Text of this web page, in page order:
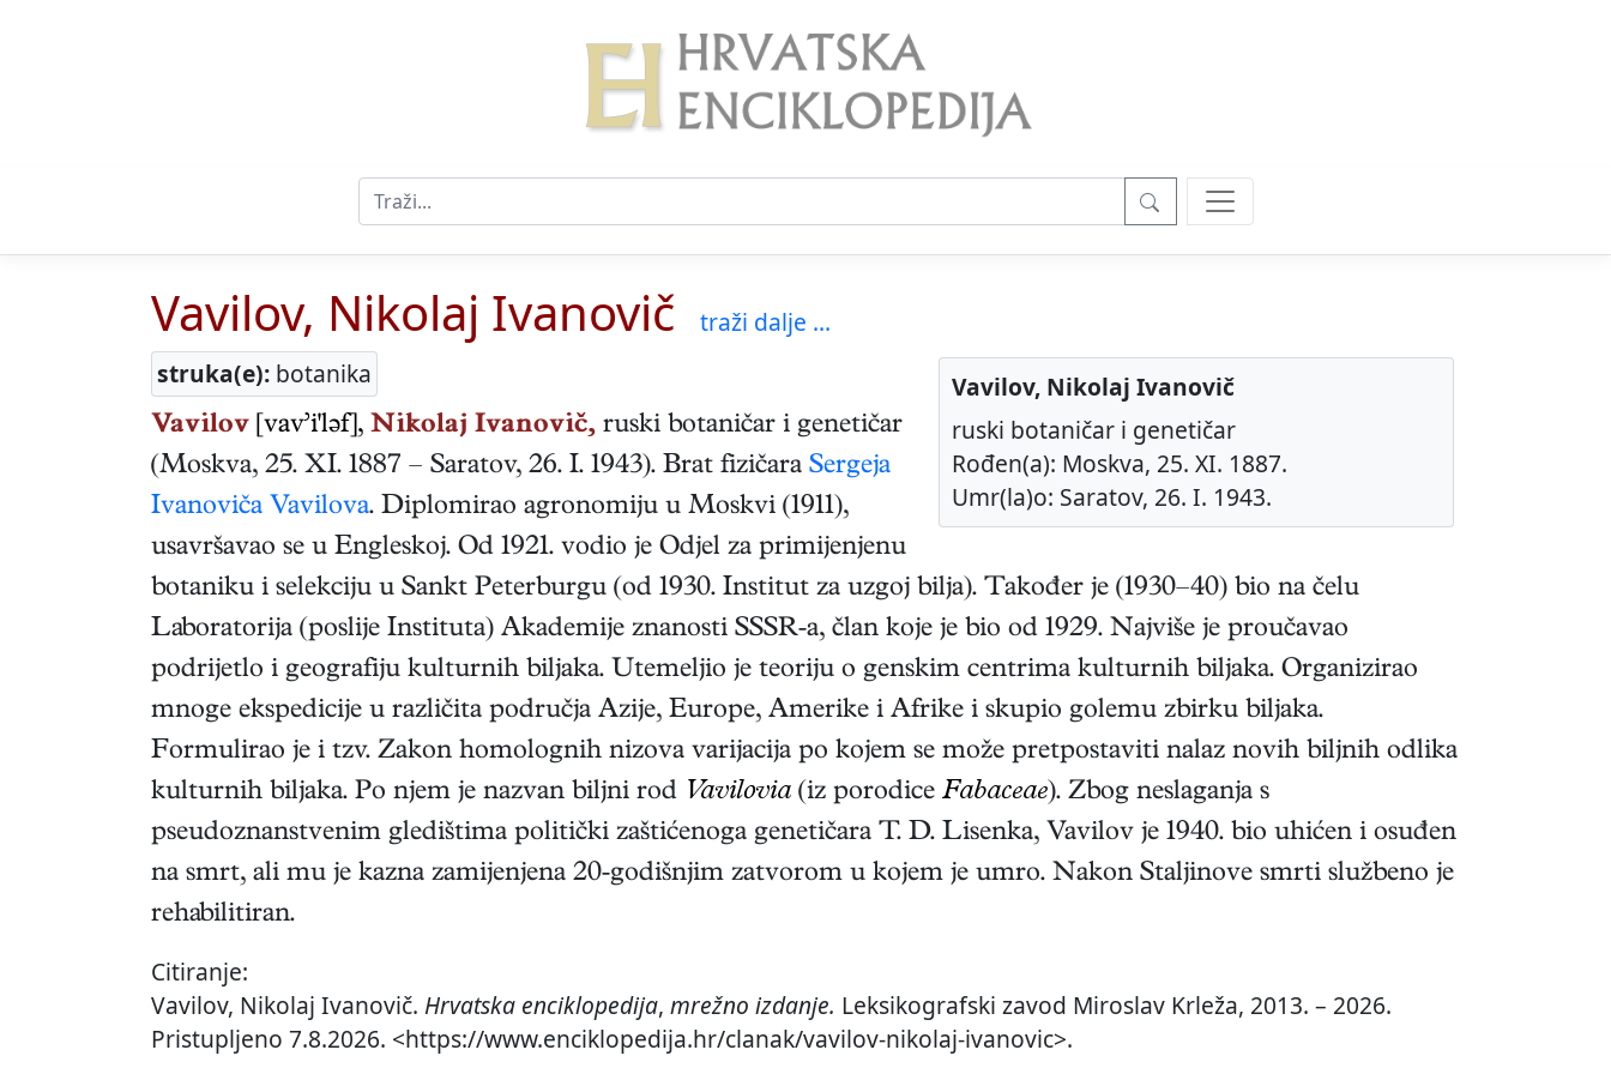
Vavilov, Nikolaj Ivanovič
traži dalje ...
struka(e): botanika
Vavilov, Nikolaj Ivanovič
ruski botaničar i genetičar
Rođen(a): Moskva, 25. XI. 1887.
Umr(la)o: Saratov, 26. I. 1943.
Vavilov [vav’i'ləf], Nikolaj Ivanovič, ruski botaničar i genetičar
(Moskva, 25. XI. 1887 – Saratov, 26. I. 1943). Brat fizičara Sergeja
Ivanoviča Vavilova. Diplomirao agronomiju u Moskvi (1911),
usavršavao se u Engleskoj. Od 1921. vodio je Odjel za primijenjenu
botaniku i selekciju u Sankt Peterburgu (od 1930. Institut za uzgoj bilja). Također je (1930–40) bio na čelu
Laboratorija (poslije Instituta) Akademije znanosti SSSR-a, član koje je bio od 1929. Najviše je proučavao
podrijetlo i geografiju kulturnih biljaka. Utemeljio je teoriju o genskim centrima kulturnih biljaka. Organizirao
mnoge ekspedicije u različita područja Azije, Europe, Amerike i Afrike i skupio golemu zbirku biljaka.
Formulirao je i tzv. Zakon homolognih nizova varijacija po kojem se može pretpostaviti nalaz novih biljnih odlika
kulturnih biljaka. Po njem je nazvan biljni rod Vavilovia (iz porodice Fabaceae). Zbog neslaganja s
pseudoznanstvenim gledištima politički zaštićenoga genetičara T. D. Lisenka, Vavilov je 1940. bio uhićen i osuđen
na smrt, ali mu je kazna zamijenjena 20-godišnjim zatvorom u kojem je umro. Nakon Staljinove smrti službeno je
rehabilitiran.
Citiranje:
Vavilov, Nikolaj Ivanovič. Hrvatska enciklopedija, mrežno izdanje. Leksikografski zavod Miroslav Krleža, 2013. – 2026.
Pristupljeno 7.8.2026. <https://www.enciklopedija.hr/clanak/vavilov-nikolaj-ivanovic>.